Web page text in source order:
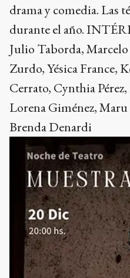
drama y comedia. Las
durante el año.
Julio Taborda,
Zurdo, Yésica France,
Cerrato, Cynthia
Lorena Giménez,
Brenda Denardi